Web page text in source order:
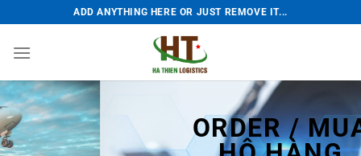
qua
nội
ADD ANYTHING HERE OR JUST REMOVE IT...
ORDER / MUA